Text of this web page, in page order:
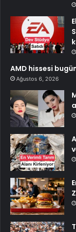
AMD hissesi
Ağustos 6, 2026